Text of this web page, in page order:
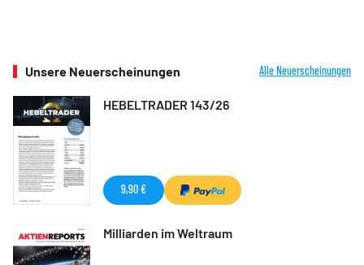
Unsere Neuerscheinungen Alle Neuerscheinungen
HEBELTRADER 143/26
9,90 €
Milliarden im Weltraum